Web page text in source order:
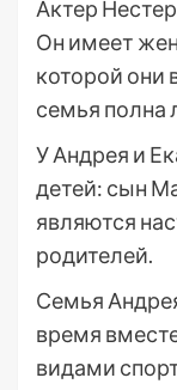
Актер
Он имеет
которой они
семья полна
У Андрея и
детей: сын
являются
родителей.
Семья
время
видами